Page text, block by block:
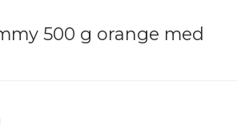
500 g orange med